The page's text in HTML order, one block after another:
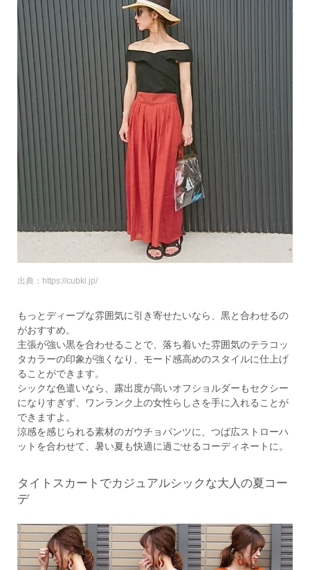
出典：https://cubki.jp/
もっとディープな雰囲気に引き寄せたいなら、黒と合わせるの
がおすすめ。
主張が強い黒を合わせることで、落ち着いた雰囲気のテラコッ
タカラーの印象が強くなり、モード感高めのスタイルに仕上げ
ることができます。
シックな色遣いなら、露出度が高いオフショルダーもセクシー
になりすぎず、ワンランク上の女性らしさを手に入れることが
できますよ。
涼感を感じられる素材のガウチョパンツに、つば広ストローハ
ットを合わせて、暑い夏も快適に過ごせるコーディネートに。
タイトスカートでカジュアルシックな大人の夏コー
デ